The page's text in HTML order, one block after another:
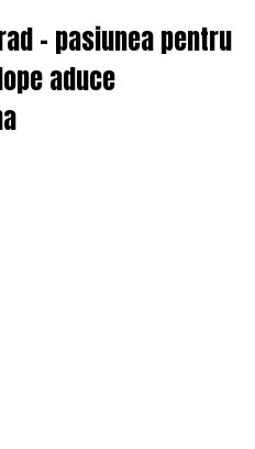
– pasiunea pentru
aduce